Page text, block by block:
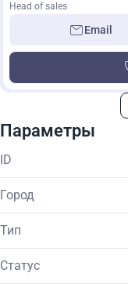
Head of sales
Email
Параметры
ID
Город
Тип
Статус